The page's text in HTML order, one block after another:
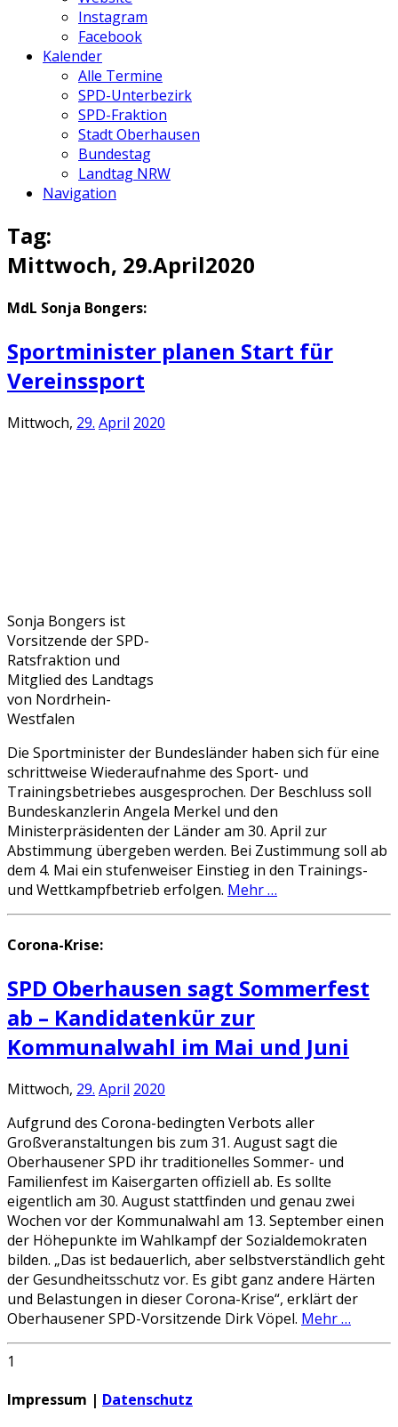
Instagram
Facebook
Kalender
Alle Termine
SPD-Unterbezirk
SPD-Fraktion
Stadt Oberhausen
Bundestag
Landtag NRW
Navigation
Tag:
Mittwoch, 29.April2020
MdL Sonja Bongers:
Sportminister planen Start für
Vereinssport
Mittwoch, 29. April 2020
Sonja Bongers ist
Vorsitzende der SPD-
Ratsfraktion und
Mitglied des Landtags
von Nordrhein-
Westfalen
Die Sportminister der Bundesländer haben sich für eine
schrittweise Wiederaufnahme des Sport- und
Trainingsbetriebes ausgesprochen. Der Beschluss soll
Bundeskanzlerin Angela Merkel und den
Ministerpräsidenten der Länder am 30. April zur
Abstimmung übergeben werden. Bei Zustimmung soll ab
dem 4. Mai ein stufenweiser Einstieg in den Trainings-
und Wettkampfbetrieb erfolgen. Mehr …
Corona-Krise:
SPD Oberhausen sagt Sommerfest
ab – Kandidatenkür zur
Kommunalwahl im Mai und Juni
Mittwoch, 29. April 2020
Aufgrund des Corona-bedingten Verbots aller
Großveranstaltungen bis zum 31. August sagt die
Oberhausener SPD ihr traditionelles Sommer- und
Familienfest im Kaisergarten offiziell ab. Es sollte
eigentlich am 30. August stattfinden und genau zwei
Wochen vor der Kommunalwahl am 13. September einen
der Höhepunkte im Wahlkampf der Sozialdemokraten
bilden. „Das ist bedauerlich, aber selbstverständlich geht
der Gesundheitsschutz vor. Es gibt ganz andere Härten
und Belastungen in dieser Corona-Krise“, erklärt der
Oberhausener SPD-Vorsitzende Dirk Vöpel. Mehr …
1
Impressum | Datenschutz